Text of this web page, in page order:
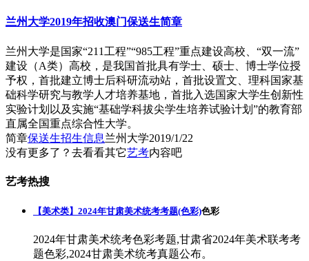
兰州大学2019年招收澳门保送生简章
兰州大学是国家“211工程”“985工程”重点建设高校、“双一流”
建设（A类）高校，是我国首批具有学士、硕士、博士学位授
予权，首批建立博士后科研流动站，首批设置文、理科国家基
础科学研究与教学人才培养基地，首批入选国家大学生创新性
实验计划以及实施“基础学科拔尖学生培养试验计划”的教育部
直属全国重点综合性大学。
简章保送生招生信息兰州大学2019/1/22
没有更多了？去看看其它艺考内容吧
艺考热搜
【美术类】2024年甘肃美术统考考题(色彩)色彩
2024年甘肃美术统考色彩考题,甘肃省2024年美术联考考
题色彩,2024甘肃美术统考真题公布。